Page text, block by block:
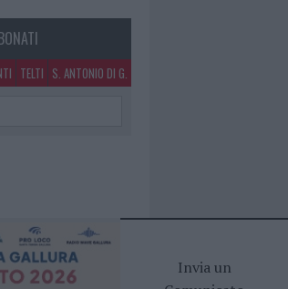
TELTI S. ANTONIO DI G.
Invia un